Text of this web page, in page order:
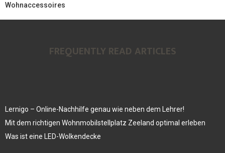
Wohnaccessoires
FREQUENTLY READ ARTICLES
Lernigo – Online-Nachhilfe genau wie neben dem Lehrer!
Mit dem richtigen Wohnmobilstellplatz Zeeland optimal erleben
Was ist eine LED-Wolkendecke